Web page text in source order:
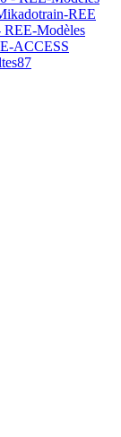
REE
REE-Modèles
ACCESS